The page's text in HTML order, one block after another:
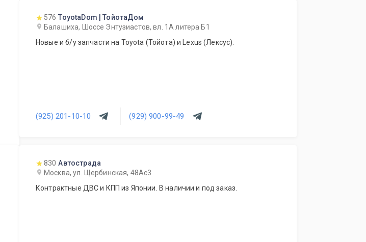
576 ToyotaDom | ТойотаДом
Балашиха, Шоссе Энтузиастов, вл. 1А литера Б1
Новые и б/у запчасти на Toyota (Тойота) и Lexus (Лексус).
(925) 201-10-10 (929) 900-99-49
830 Автострада
Москва, ул. Щербинская, 48Ас3
Контрактные ДВС и КПП из Японии. В наличии и под заказ.